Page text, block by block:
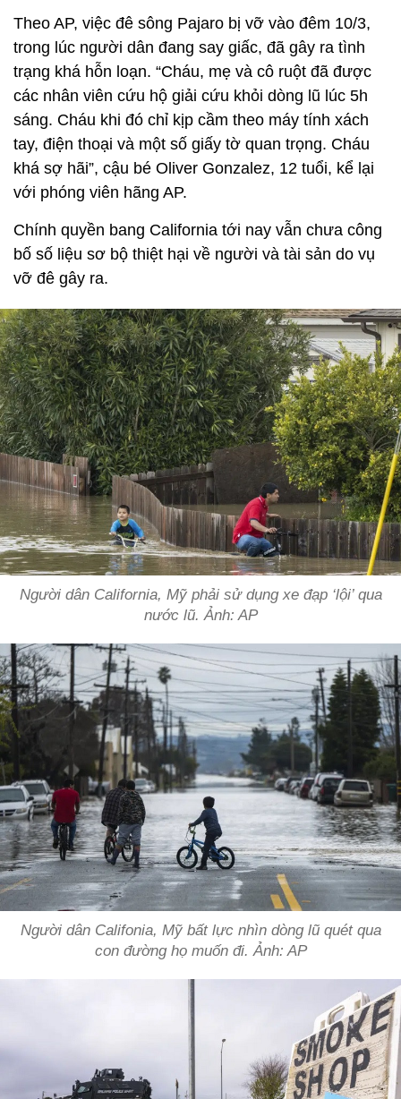
Theo AP, việc đê sông Pajaro bị vỡ vào đêm 10/3,
trong lúc người dân đang say giấc, đã gây ra tình
trạng khá hỗn loạn. “Cháu, mẹ và cô ruột đã được
các nhân viên cứu hộ giải cứu khỏi dòng lũ lúc 5h
sáng. Cháu khi đó chỉ kịp cầm theo máy tính xách
tay, điện thoại và một số giấy tờ quan trọng. Cháu
khá sợ hãi”, cậu bé Oliver Gonzalez, 12 tuổi, kể lại
với phóng viên hãng AP.
Chính quyền bang California tới nay vẫn chưa công
bố số liệu sơ bộ thiệt hại về người và tài sản do vụ
vỡ đê gây ra.
Người dân California, Mỹ phải sử dụng xe đạp ‘lội’ qua
nước lũ. Ảnh: AP
Người dân Califonia, Mỹ bất lực nhìn dòng lũ quét qua
con đường họ muốn đi. Ảnh: AP